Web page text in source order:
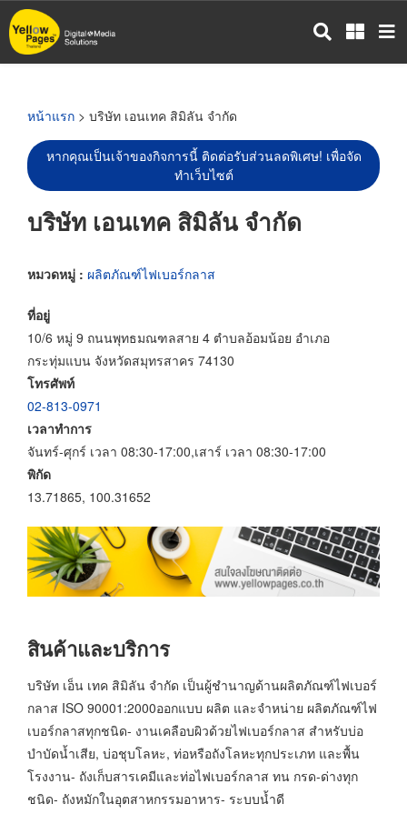
ข้าม
ไป
หน้าแรก > บริษัท เอนเทค สิมิลัน จำกัด
หากคุณเป็นเจ้าของกิจการนี้ ติดต่อรับส่วนลดพิเศษ! เพื่อจัด
ทำเว็บไซต์
บริษัท เอนเทค สิมิลัน จำกัด
หมวดหมู่ : ผลิตภัณฑ์ไฟเบอร์กลาส
ที่อยู่
10/6 หมู่ 9 ถนนพุทธมณฑลสาย 4 ตำบลอ้อมน้อย อำเภอ
กระทุ่มแบน จังหวัดสมุทรสาคร 74130
โทรศัพท์
02-813-0971
เวลาทำการ
จันทร์-ศุกร์ เวลา 08:30-17:00,เสาร์ เวลา 08:30-17:00
พิกัด
13.71865, 100.31652
สินค้าและบริการ
บริษัท เอ็น เทค สิมิลัน จำกัด เป็นผู้ชำนาญด้านผลิตภัณฑ์ไฟเบอร์
กลาส ISO 90001:2000ออกแบบ ผลิต และจำหน่าย ผลิตภัณฑ์ไฟ
เบอร์กลาสทุกชนิด- งานเคลือบผิวด้วยไฟเบอร์กลาส สำหรับบ่อ
บำบัดน้ำเสีย, บ่อชุบโลหะ, ท่อหรือถังโลหะทุกประเภท และพื้น
โรงงาน- ถังเก็บสารเคมีและท่อไฟเบอร์กลาส ทน กรด-ด่างทุก
ชนิด- ถังหมักในอุตสาหกรรมอาหาร- ระบบน้ำดี